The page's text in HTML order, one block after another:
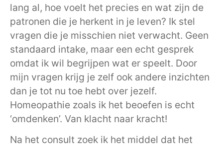
lang al, hoe voelt het precies en wat zijn de
patronen die je herkent in je leven? Ik stel
vragen die je misschien niet verwacht. Geen
standaard intake, maar een echt gesprek
omdat ik wil begrijpen wat er speelt. Door
mijn vragen krijg je zelf ook andere inzichten
dan je tot nu toe hebt over jezelf.
Homeopathie zoals ik het beoefen is echt
‘omdenken’. Van klacht naar kracht!
Na het consult zoek ik het middel dat het